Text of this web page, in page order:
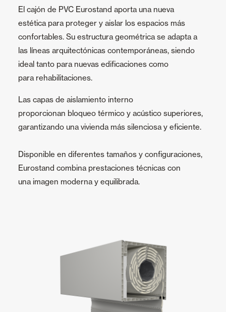
El cajón de PVC Eurostand aporta una nueva
estética para proteger y aislar los espacios más
confortables. Su estructura geométrica se adapta a
las líneas arquitectónicas contemporáneas, siendo
ideal tanto para nuevas edificaciones como
para rehabilitaciones.
Las capas de aislamiento interno
proporcionan bloqueo térmico y acústico superiores,
garantizando una vivienda más silenciosa y eficiente.
Disponible en diferentes tamaños y configuraciones,
Eurostand combina prestaciones técnicas con
una imagen moderna y equilibrada.